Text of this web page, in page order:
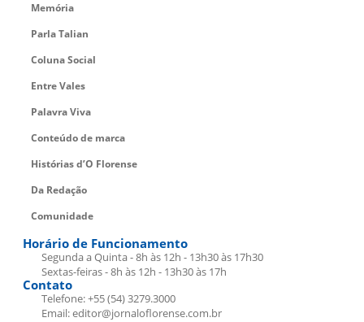
Memória
Parla Talian
Coluna Social
Entre Vales
Palavra Viva
Conteúdo de marca
Histórias d’O Florense
Da Redação
Comunidade
Horário de Funcionamento
Segunda a Quinta - 8h às 12h - 13h30 às 17h30
Sextas-feiras - 8h às 12h - 13h30 às 17h
Contato
Telefone: +55 (54) 3279.3000
Email: editor@jornaloflorense.com.br